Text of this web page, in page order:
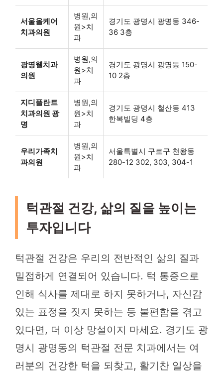
서울올케어
치과의원
병원,의
원>치
과
경기도 광명시 광명동 346-
36 3층
광명웰치과
의원
병원,의
원>치
과
경기도 광명시 광명동 150-
10 2층
지디플란트
치과의원 광
명
병원,의
원>치
과
경기도 광명시 철산동 413
한복빌딩 4층
우리가족치
과의원
병원,의
원>치
과
서울특별시 구로구 천왕동
280-12 302, 303, 304-1
턱관절 건강, 삶의 질을 높이는
투자입니다
턱관절 건강은 우리의 전반적인 삶의 질과
밀접하게 연결되어 있습니다. 턱 통증으로
인해 식사를 제대로 하지 못하거나, 자신감
있는 표정을 짓지 못하는 등 불편함을 겪고
있다면, 더 이상 망설이지 마세요. 경기도 광
명시 광명동의 턱관절 전문 치과에서는 여
러분의 건강한 턱을 되찾고, 활기찬 일상을